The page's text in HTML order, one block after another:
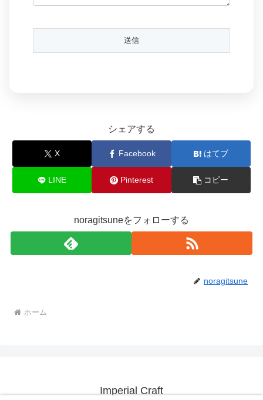
シェアする
X Facebook はてブ
LINE Pinterest コピー
noragitsuneをフォローする
noragitsune
ホーム
Imperial Craft